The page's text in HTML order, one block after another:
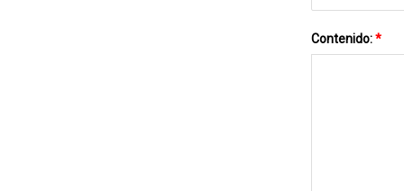
Contenido:*